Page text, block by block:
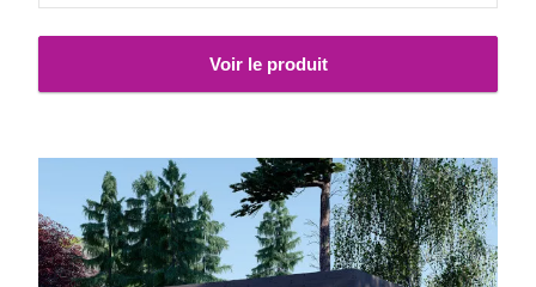
Voir le produit